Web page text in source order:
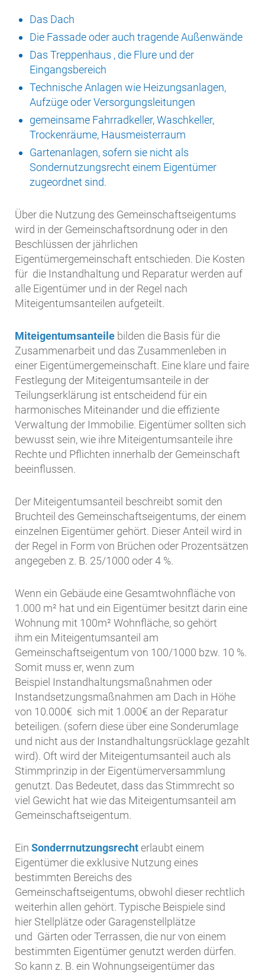
Das Dach
Die Fassade oder auch tragende Außenwände
Das Treppenhaus , die Flure und der
Eingangsbereich
Technische Anlagen wie Heizungsanlagen,
Aufzüge oder Versorgungsleitungen
gemeinsame Fahrradkeller, Waschkeller,
Trockenräume, Hausmeisterraum
Gartenanlagen, sofern sie nicht als
Sondernutzungsrecht einem Eigentümer
zugeordnet sind.
Über die Nutzung des Gemeinschaftseigentums
wird in der Gemeinschaftsordnung oder in den
Beschlüssen der jährlichen
Eigentümergemeinschaft entschieden. Die Kosten
für die Instandhaltung und Reparatur werden auf
alle Eigentümer und in der Regel nach
Miteigentumsanteilen aufgeteilt.
Miteigentumsanteile bilden die Basis für die
Zusammenarbeit und das Zusammenleben in
einer Eigentümergemeinschaft. Eine klare und faire
Festlegung der Miteigentumsanteile in der
Teilungserklärung ist entscheidend für ein
harmonisches Miteinander und die effiziente
Verwaltung der Immobilie. Eigentümer sollten sich
bewusst sein, wie ihre Miteigentumsanteile ihre
Rechte und Pflichten innerhalb der Gemeinschaft
beeinflussen.
Der Miteigentumsanteil beschreibt somit den
Bruchteil des Gemeinschaftseigentums, der einem
einzelnen Eigentümer gehört. Dieser Anteil wird in
der Regel in Form von Brüchen oder Prozentsätzen
angegeben z. B. 25/1000 oder 4 %.
Wenn ein Gebäude eine Gesamtwohnfläche von
1.000 m² hat und ein Eigentümer besitzt darin eine
Wohnung mit 100m² Wohnfläche, so gehört
ihm ein Miteigentumsanteil am
Gemeinschaftseigentum von 100/1000 bzw. 10 %.
Somit muss er, wenn zum
Beispiel Instandhaltungsmaßnahmen oder
Instandsetzungsmaßnahmen am Dach in Höhe
von 10.000€ sich mit 1.000€ an der Reparatur
beteiligen. (sofern diese über eine Sonderumlage
und nicht aus der Instandhaltungsrücklage gezahlt
wird). Oft wird der Miteigentumsanteil auch als
Stimmprinzip in der Eigentümerversammlung
genutzt. Das Bedeutet, dass das Stimmrecht so
viel Gewicht hat wie das Miteigentumsanteil am
Gemeinschaftseigentum.
Ein Sonderrnutzungsrechterlaubt einem
Eigentümer die exklusive Nutzung eines
bestimmten Bereichs des
Gemeinschaftseigentums, obwohl dieser rechtlich
weiterhin allen gehört. Typische Beispiele sind
hier Stellplätze oder Garagenstellplätze
und Gärten oder Terrassen, die nur von einem
bestimmten Eigentümer genutzt werden dürfen.
So kann z. B. ein Wohnungseigentümer das